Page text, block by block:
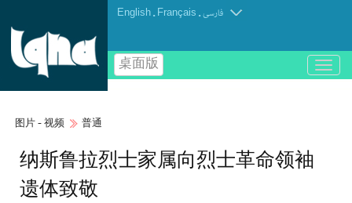
English . Français .فارسی
桌面版
باز
و
图片 - 视频 普通
纳斯鲁拉烈士家属向烈士革命领袖
遗体致敬